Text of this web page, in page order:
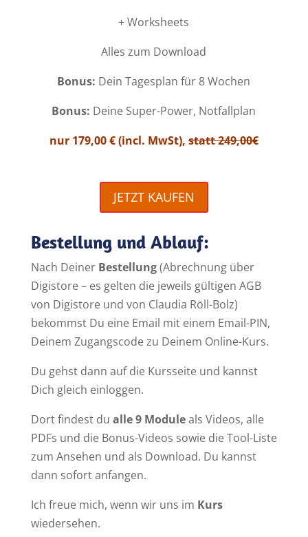
+ Worksheets
Alles zum Download
Bonus: Dein Tagesplan für 8 Wochen
Bonus: Deine Super-Power, Notfallplan
nur 179,00 € (incl. MwSt), statt 249,00€
JETZT KAUFEN
Bestellung und Ablauf:
Nach Deiner Bestellung(Abrechnung über
Digistore – es gelten die jeweils gültigen AGB
von Digistore und von Claudia Röll-Bolz)
bekommst Du eine Email mit einem Email-PIN,
Deinem Zugangscode zu Deinem Online-Kurs.
Du gehst dann auf die Kursseite und kannst
Dich gleich einloggen.
Dort findest du alle 9 Moduleals Videos, alle
PDFs und die Bonus-Videos sowie die Tool-Liste
zum Ansehen und als Download. Du kannst
dann sofort anfangen.
Ich freue mich, wenn wir uns im Kurs
wiedersehen.